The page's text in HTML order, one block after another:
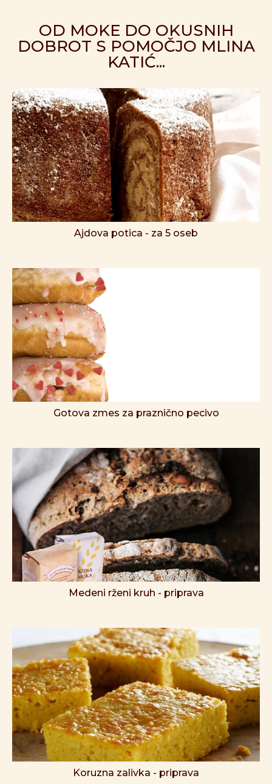
OD MOKE DO OKUSNIH
DOBROT S POMOČJO MLINA
KATIĆ...
Ajdova potica - za 5 oseb
Gotova zmes za praznično pecivo
Medeni rženi kruh - priprava
Koruzna zalivka - priprava